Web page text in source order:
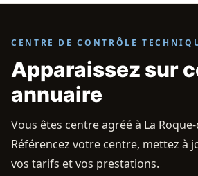
CENTRE DE CONTRÔLE
Apparaissez sur
annuaire
Vous êtes centre agréé à La
Référencez votre centre, mettez à
vos tarifs et vos prestations.